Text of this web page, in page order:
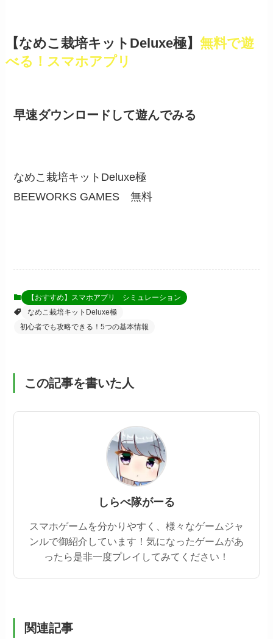
【なめこ栽培キットDeluxe極】 無料で遊
べる！スマホアプリ
早速ダウンロードして遊んでみる
なめこ栽培キットDeluxe極
BEEWORKS GAMES無料
【おすすめ】スマホアプリ シミュレーション
なめこ栽培キットDeluxe極
初心者でも攻略できる！5つの基本情報
この記事を書いた人
しらべ隊がーる
スマホゲームを分かりやすく、様々なゲームジャ
ンルで御紹介しています！気になったゲームがあ
ったら是非一度プレイしてみてください！
関連記事